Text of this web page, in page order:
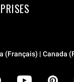
(Français) | Canada